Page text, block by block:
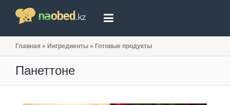
Главная » Ингредиенты » Готовые продукты
Панеттоне